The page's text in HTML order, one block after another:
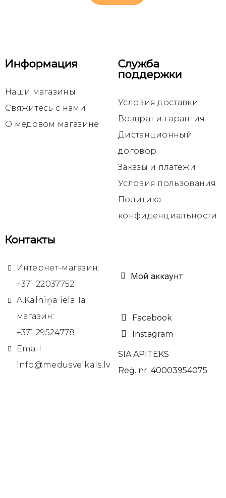
просмотр
Прополис в капсулах для иммунитета, 40 капсул
9,95 €
В
БыстрыйMедовые пищевые добавки
9,15 €
корзину
Быстрый
7,10 €
корзину
Информация
Наши магазины
Свяжитесь с нами
О медовом магазине
Служба
поддержки
Условия доставки
Возврат и гарантия
Дистанционный
договор
Заказы и платежи
Условия пользования
Политика
конфиденциальности
Контакты
Интернет-магазин:
+371 22037752
A.Kalniņa iela 1a
магазин:
+371 29524778
Email:
info@medusveikals.lv
Мой аккаунт
Facebook
Instagram
SIA APITEKS
Reģ. nr. 40003954075